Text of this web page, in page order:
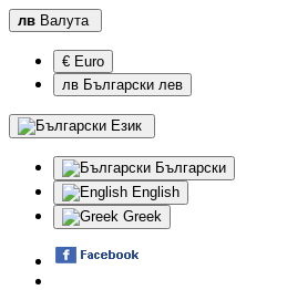
лв Валута
€ Euro
лв Български лев
Език
Български
English
Greek